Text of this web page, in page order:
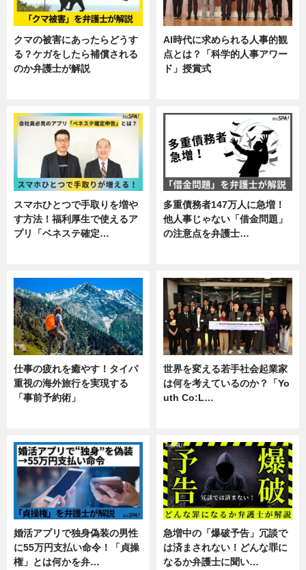
クマの被害にあったらどうす
る？ケガをしたら補償される
のか弁護士が解説
AI時代に求められる人事的観
点とは？「科学的人事アワー
ド」授賞式
スマホひとつで手取りを増や
す方法！福利厚生で使えるア
プリ「ベネステ確定…
多重債務者147万人に急増！
他人事じゃない「借金問題」
の注意点を弁護士…
仕事の疲れを癒やす！タイパ
重視の海外旅行を実現する
「事前予約術」
世界を変える若手社会起業家
は何を考えているのか？「Yo
uth Co:L…
婚活アプリで独身偽装の男性
に55万円支払い命令！「貞操
権」とは何かを弁…
急増中の「爆破予告」冗談で
は済まされない！どんな罪に
なるか弁護士に聞い…